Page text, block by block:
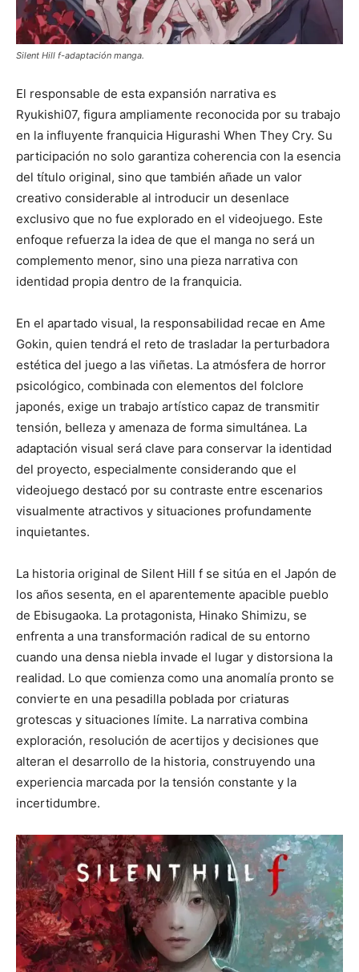
Silent Hill f-adaptación manga.
El responsable de esta expansión narrativa es
Ryukishi07, figura ampliamente reconocida por su trabajo
en la influyente franquicia Higurashi When They Cry. Su
participación no solo garantiza coherencia con la esencia
del título original, sino que también añade un valor
creativo considerable al introducir un desenlace
exclusivo que no fue explorado en el videojuego. Este
enfoque refuerza la idea de que el manga no será un
complemento menor, sino una pieza narrativa con
identidad propia dentro de la franquicia.
En el apartado visual, la responsabilidad recae en Ame
Gokin, quien tendrá el reto de trasladar la perturbadora
estética del juego a las viñetas. La atmósfera de horror
psicológico, combinada con elementos del folclore
japonés, exige un trabajo artístico capaz de transmitir
tensión, belleza y amenaza de forma simultánea. La
adaptación visual será clave para conservar la identidad
del proyecto, especialmente considerando que el
videojuego destacó por su contraste entre escenarios
visualmente atractivos y situaciones profundamente
inquietantes.
La historia original de Silent Hill f se sitúa en el Japón de
los años sesenta, en el aparentemente apacible pueblo
de Ebisugaoka. La protagonista, Hinako Shimizu, se
enfrenta a una transformación radical de su entorno
cuando una densa niebla invade el lugar y distorsiona la
realidad. Lo que comienza como una anomalía pronto se
convierte en una pesadilla poblada por criaturas
grotescas y situaciones límite. La narrativa combina
exploración, resolución de acertijos y decisiones que
alteran el desarrollo de la historia, construyendo una
experiencia marcada por la tensión constante y la
incertidumbre.